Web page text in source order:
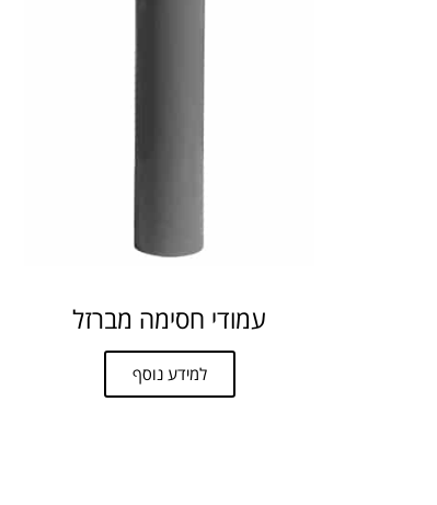
עמודי חסימה מברזל
למידע נוסף